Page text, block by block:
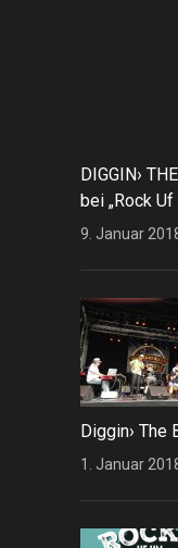
DIGGIN›
bei „Rock
9. Januar
Diggin› The
1. Januar